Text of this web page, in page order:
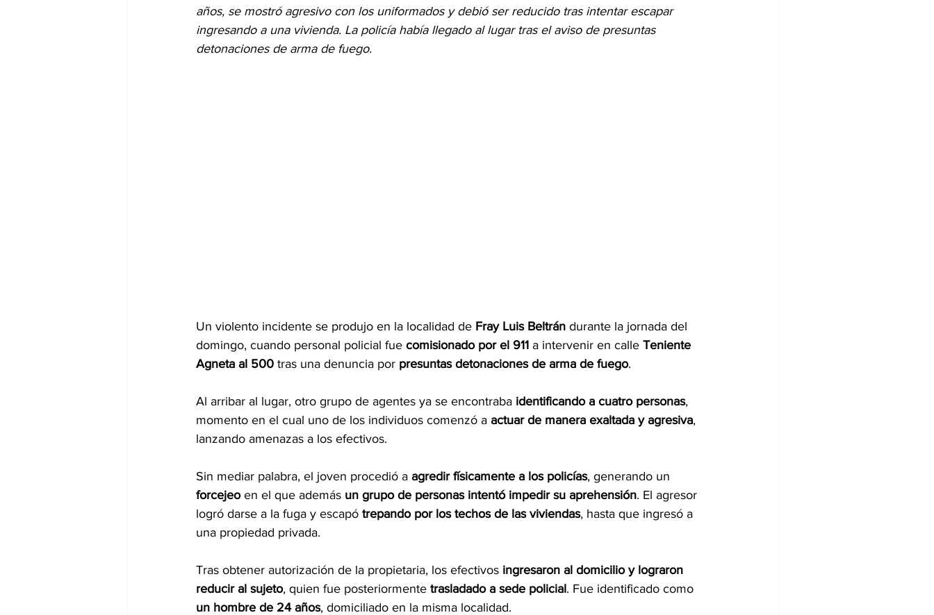
Medioambiente
años, se mostró agresivo con los uniformados y debió ser reducido tras intentar escapar
ingresando a una vivienda. La policía había llegado al lugar tras el aviso de presuntas
detonaciones de arma de fuego.
Un violento incidente se produjo en la localidad de Fray Luis Beltrán durante la jornada del
domingo, cuando personal policial fue comisionado por el 911 a intervenir en calle Teniente
Agneta al 500 tras una denuncia por presuntas detonaciones de arma de fuego.
Al arribar al lugar, otro grupo de agentes ya se encontraba identificando a cuatro personas,
momento en el cual uno de los individuos comenzó a actuar de manera exaltada y agresiva,
lanzando amenazas a los efectivos.
Sin mediar palabra, el joven procedió a agredir físicamente a los policías, generando un
forcejeo en el que además un grupo de personas intentó impedir su aprehensión. El agresor
logró darse a la fuga y escapó trepando por los techos de las viviendas, hasta que ingresó a
una propiedad privada.
Tras obtener autorización de la propietaria, los efectivos ingresaron al domicilio y lograron
reducir al sujeto, quien fue posteriormente trasladado a sede policial. Fue identificado como
un hombre de 24 años, domiciliado en la misma localidad.